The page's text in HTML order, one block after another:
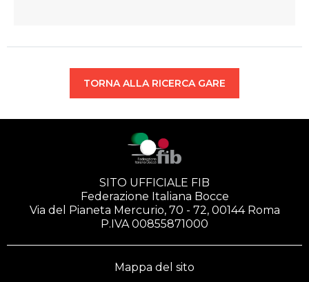
TORNA ALLA RICERCA GARE
SITO UFFICIALE FIB
Federazione Italiana Bocce
Via del Pianeta Mercurio, 70 - 72, 00144 Roma
P.IVA 00855871000
Mappa del sito